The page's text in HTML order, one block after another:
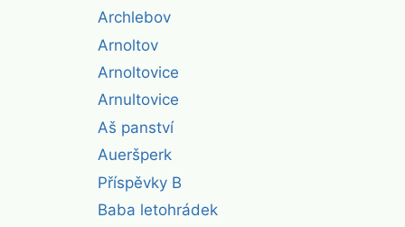
Archlebov
Arnoltov
Arnoltovice
Arnultovice
Aš panství
Aueršperk
Příspěvky B
Baba letohrádek